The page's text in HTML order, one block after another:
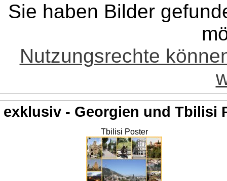
Sie haben Bilder
Nutzungsrechte
exklusiv - Georgien und Tbilisi
Tbilisi Poster